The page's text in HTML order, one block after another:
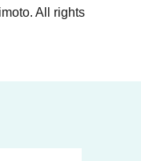
All rights